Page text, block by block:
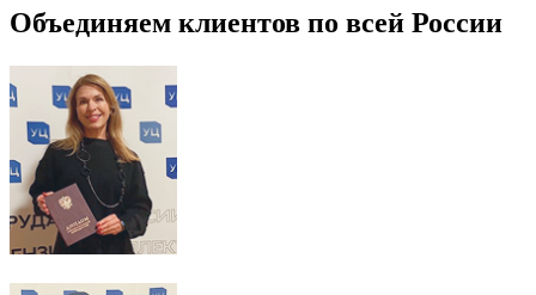
Объединяем клиентов по всей России